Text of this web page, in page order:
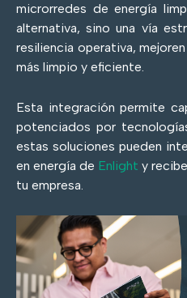
microrredes de energía
alternativa, sino una vía
resiliencia operativa,
más limpio y eficiente.
Esta integración permite
potenciados por
estas soluciones pueden
en energía de Enlight y
tu empresa.